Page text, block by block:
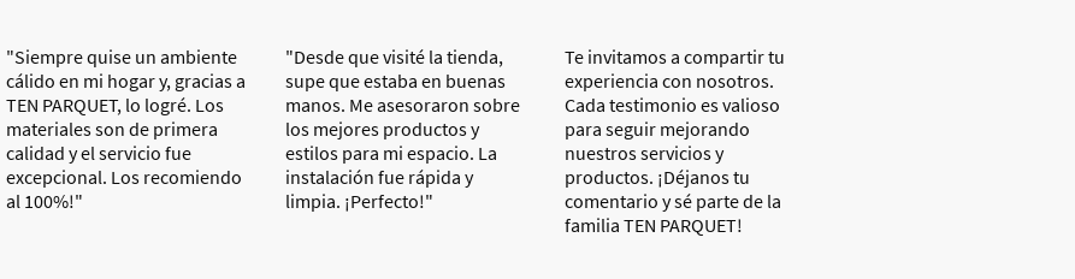
"Siempre quise un ambiente
cálido en mi hogar y, gracias a
TEN PARQUET, lo logré. Los
materiales son de primera
calidad y el servicio fue
excepcional. Los recomiendo
al 100%!"
"Desde que visité la tienda,
supe que estaba en buenas
manos. Me asesoraron sobre
los mejores productos y
estilos para mi espacio. La
instalación fue rápida y
limpia. ¡Perfecto!"
Te invitamos a compartir tu
experiencia con nosotros.
Cada testimonio es valioso
para seguir mejorando
nuestros servicios y
productos. ¡Déjanos tu
comentario y sé parte de la
familia TEN PARQUET!